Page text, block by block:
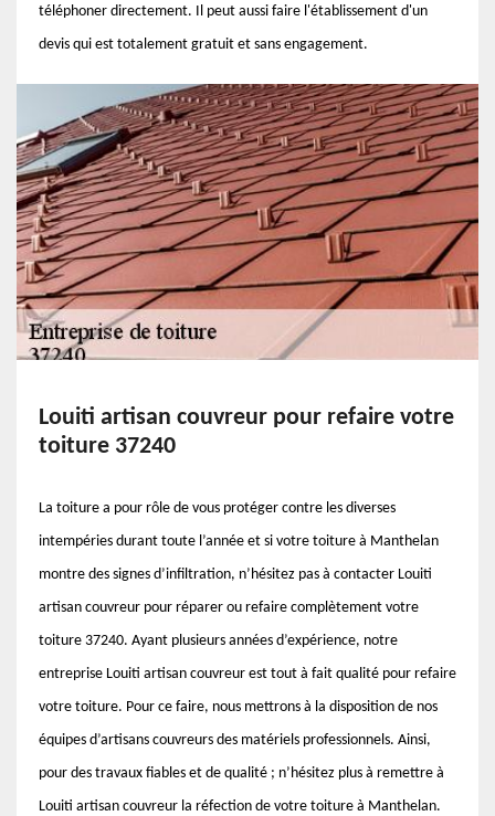
téléphoner directement. Il peut aussi faire l'établissement d'un
devis qui est totalement gratuit et sans engagement.
Louiti artisan couvreur pour refaire votre
toiture 37240
La toiture a pour rôle de vous protéger contre les diverses
intempéries durant toute l’année et si votre toiture à Manthelan
montre des signes d’infiltration, n’hésitez pas à contacter Louiti
artisan couvreur pour réparer ou refaire complètement votre
toiture 37240. Ayant plusieurs années d’expérience, notre
entreprise Louiti artisan couvreur est tout à fait qualité pour refaire
votre toiture. Pour ce faire, nous mettrons à la disposition de nos
équipes d’artisans couvreurs des matériels professionnels. Ainsi,
pour des travaux fiables et de qualité ; n’hésitez plus à remettre à
Louiti artisan couvreur la réfection de votre toiture à Manthelan.